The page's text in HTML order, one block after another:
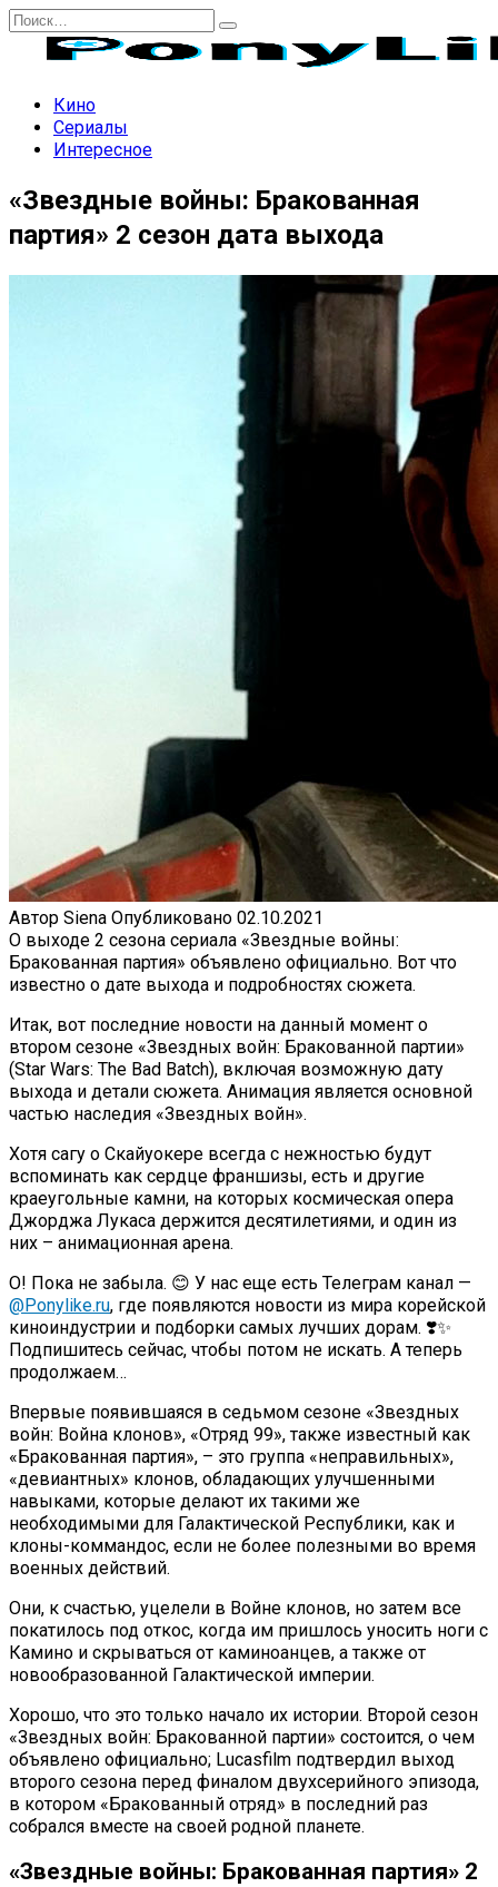
Перейти
содержанию
Search
Кино
Сериалы
Интересное
«Звездные войны: Бракованная
партия» 2 сезон дата выхода
Автор Siena Опубликовано 02.10.2021
О выходе 2 сезона сериала «Звездные войны:
Бракованная партия» объявлено официально. Вот что
известно о дате выхода и подробностях сюжета.
Итак, вот последние новости на данный момент о
втором сезоне «Звездных войн: Бракованной партии»
(Star Wars: The Bad Batch), включая возможную дату
выхода и детали сюжета. Анимация является основной
частью наследия «Звездных войн».
Хотя сагу о Скайуокере всегда с нежностью будут
вспоминать как сердце франшизы, есть и другие
краеугольные камни, на которых космическая опера
Джорджа Лукаса держится десятилетиями, и один из
них – анимационная арена.
О! Пока не забыла. 😊 У нас еще есть Телеграм канал —
@Ponylike.ru, где появляются новости из мира корейской
киноиндустрии и подборки самых лучших дорам. ❣️✨
Подпишитесь сейчас, чтобы потом не искать. А теперь
продолжаем…
Впервые появившаяся в седьмом сезоне «Звездных
войн: Война клонов», «Отряд 99», также известный как
«Бракованная партия», – это группа «неправильных»,
«девиантных» клонов, обладающих улучшенными
навыками, которые делают их такими же
необходимыми для Галактической Республики, как и
клоны-коммандос, если не более полезными во время
военных действий.
Они, к счастью, уцелели в Войне клонов, но затем все
покатилось под откос, когда им пришлось уносить ноги с
Камино и скрываться от каминоанцев, а также от
новообразованной Галактической империи.
Хорошо, что это только начало их истории. Второй сезон
«Звездных войн: Бракованной партии» состоится, о чем
объявлено официально; Lucasfilm подтвердил выход
второго сезона перед финалом двухсерийного эпизода,
в котором «Бракованный отряд» в последний раз
собрался вместе на своей родной планете.
«Звездные войны: Бракованная партия» 2